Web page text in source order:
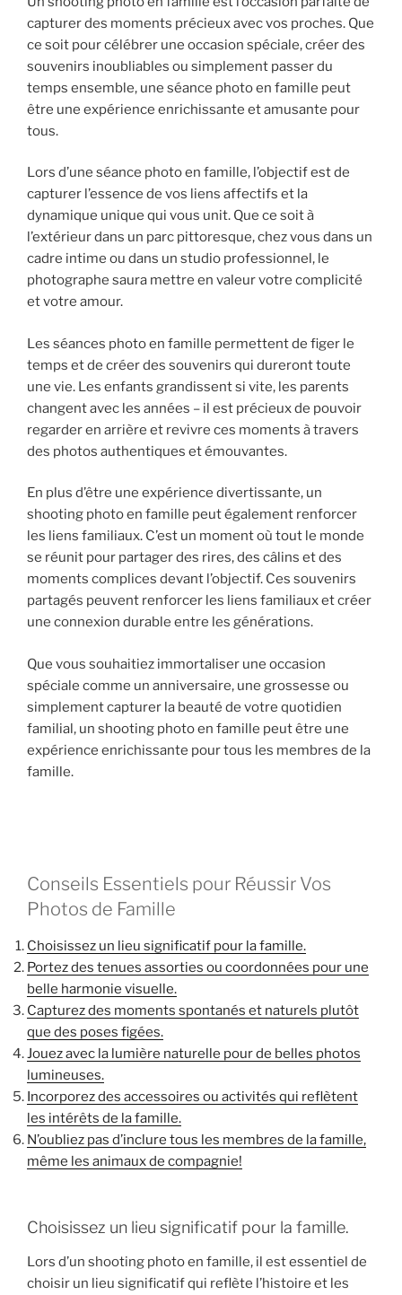
capturer des moments précieux avec vos proches. Que
ce soit pour célébrer une occasion spéciale, créer des
souvenirs inoubliables ou simplement passer du
temps ensemble, une séance photo en famille peut
être une expérience enrichissante et amusante pour
tous.
Lors d’une séance photo en famille, l’objectif est de
capturer l’essence de vos liens affectifs et la
dynamique unique qui vous unit. Que ce soit à
l’extérieur dans un parc pittoresque, chez vous dans un
cadre intime ou dans un studio professionnel, le
photographe saura mettre en valeur votre complicité
et votre amour.
Les séances photo en famille permettent de figer le
temps et de créer des souvenirs qui dureront toute
une vie. Les enfants grandissent si vite, les parents
changent avec les années – il est précieux de pouvoir
regarder en arrière et revivre ces moments à travers
des photos authentiques et émouvantes.
En plus d’être une expérience divertissante, un
shooting photo en famille peut également renforcer
les liens familiaux. C’est un moment où tout le monde
se réunit pour partager des rires, des câlins et des
moments complices devant l’objectif. Ces souvenirs
partagés peuvent renforcer les liens familiaux et créer
une connexion durable entre les générations.
Que vous souhaitiez immortaliser une occasion
spéciale comme un anniversaire, une grossesse ou
simplement capturer la beauté de votre quotidien
familial, un shooting photo en famille peut être une
expérience enrichissante pour tous les membres de la
famille.
Conseils Essentiels pour Réussir Vos
Photos de Famille
Choisissez un lieu significatif pour la famille.
Portez des tenues assorties ou coordonnées pour une
belle harmonie visuelle.
Capturez des moments spontanés et naturels plutôt
que des poses figées.
Jouez avec la lumière naturelle pour de belles photos
lumineuses.
Incorporez des accessoires ou activités qui reflètent
les intérêts de la famille.
N’oubliez pas d’inclure tous les membres de la famille,
même les animaux de compagnie!
Choisissez un lieu significatif pour la famille.
Lors d’un shooting photo en famille, il est essentiel de
choisir un lieu significatif qui reflète l’histoire et les